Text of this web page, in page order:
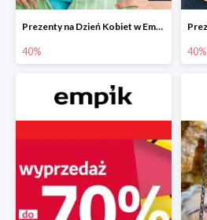
Prezenty na Dzień Kobiet w Empiku do -40%
40% 40%